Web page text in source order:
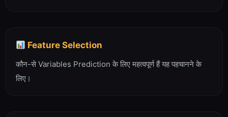
Feature Selection
कौन-से Variables Prediction के लिए महत्वपूर्ण हैं यह पहचानने के
लिए।